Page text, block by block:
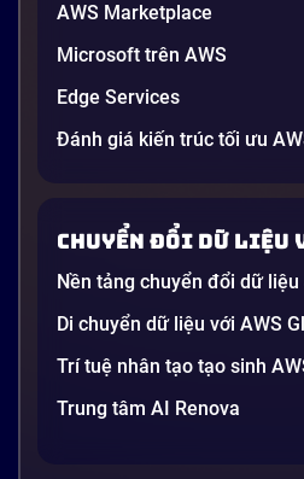
Generative AI là gì?
và ứng dụng cho
Nam 2026
Gần đây, bạn có thể nghe
startup công nghệ. Vấn đề là
dường như chỉ được viết cho
người […]
21 phút
AWS Marketplace
Microsoft trên AWS
Edge Services
Đánh giá kiến trúc tối ưu
Chuyển đổi dữ liệu
Nền tảng chuyển đổi dữ liệu
Di chuyển dữ liệu với AWS
Trí tuệ nhân tạo tạo sinh
Trung tâm AI Renova